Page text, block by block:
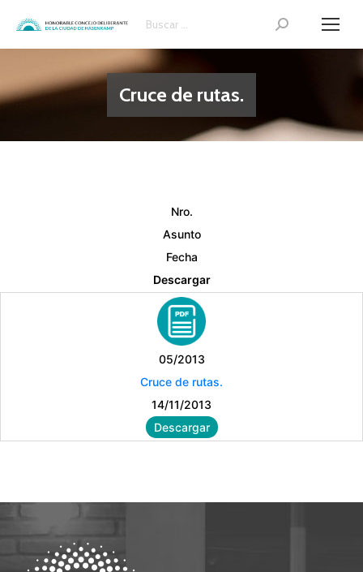
Search:
Cruce de rutas.
Nro.
Asunto
Fecha
Descargar
05/2013
Cruce de rutas.
14/11/2013
Descargar